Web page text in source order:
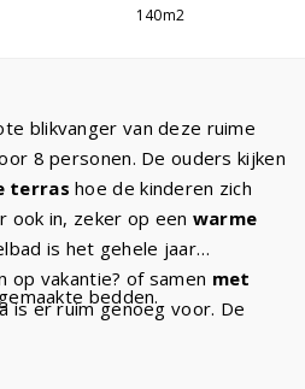
140m2
blikvanger van deze ruime
8 personen. De ouders kijken
terras hoe de kinderen zich
ook in, zeker op een warme
is het gehele jaar
op vakantie? of samen met
is er ruim genoeg voor. De
dat u zich geen moment
bedden.